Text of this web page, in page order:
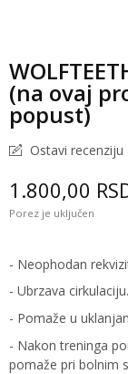
(na ovaj
popust)
Ostavi recenziju
1.800,00
Porez je uključen
- Neophodan
- Ubrzava cirkulaciju.
- Pomaže u
- Nakon treninga
pomaže pri bolnim